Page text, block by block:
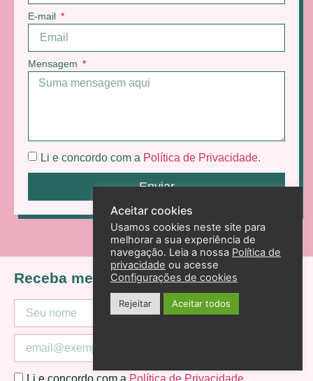
E-mail
Mensagem
Li e concordo com a Política de Privacidade
Enviar
Receba meus posts Primeiro
Li e concordo com a Política de Privacidade
Aceitar cookies
Usamos cookies neste site para
melhorar a sua experiência de
navegação. Leia a nossa Política de
privacidade ou acesse
Configurações de cookies
Rejeitar Aceitar todos